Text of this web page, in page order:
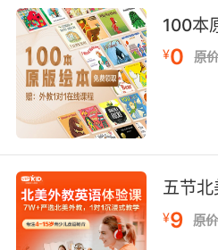
他们只是赏金猎人，他们
100本
¥0 原
五节
¥9 原